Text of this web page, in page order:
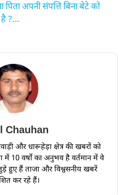
अपनी संपत्ति बिना बेटे को
है ?…
Chauhan
और धारूहेड़ा क्षेत्र की खबरों को
में 10 वर्षों का अनुभव है वर्तमान में वे
हुए हैं ताजा और विश्वसनीय खबरें
कर रहे हैं।